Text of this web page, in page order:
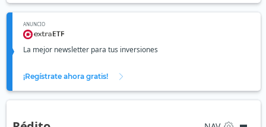
ANUNCIO
La mejor newsletter para tus inversiones
¡Regístrate ahora gratis!